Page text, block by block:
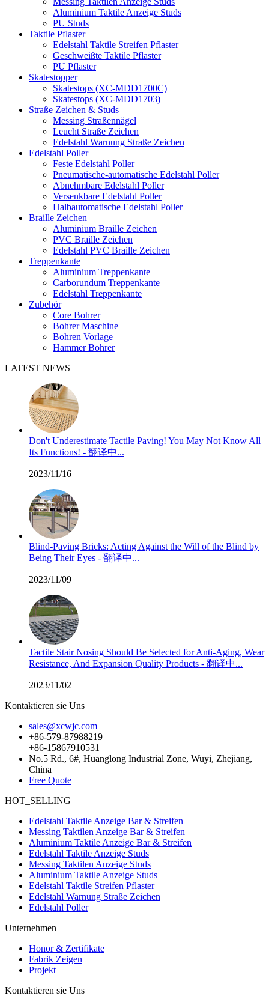
Aluminium Taktile Anzeige Studs
PU Studs
Taktile Pflaster
Edelstahl Taktile Streifen Pflaster
Geschweißte Taktile Pflaster
PU Pflaster
Skatestopper
Skatestops (XC-MDD1700C)
Skatestops (XC-MDD1703)
Straße Zeichen & Studs
Messing Straßennägel
Leucht Straße Zeichen
Edelstahl Warnung Straße Zeichen
Edelstahl Poller
Feste Edelstahl Poller
Pneumatische-automatische Edelstahl Poller
Abnehmbare Edelstahl Poller
Versenkbare Edelstahl Poller
Halbautomatische Edelstahl Poller
Braille Zeichen
Aluminium Braille Zeichen
PVC Braille Zeichen
Edelstahl PVC Braille Zeichen
Treppenkante
Aluminium Treppenkante
Carborundum Treppenkante
Edelstahl Treppenkante
Zubehör
Core Bohrer
Bohrer Maschine
Bohren Vorlage
Hammer Bohrer
LATEST NEWS
Don't Underestimate Tactile Paving! You May Not Know All
Its Functions! - 翻译中...
2023/11/16
Blind-Paving Bricks: Acting Against the Will of the Blind by
Being Their Eyes - 翻译中...
2023/11/09
Tactile Stair Nosing Should Be Selected for Anti-Aging, Wear
Resistance, And Expansion Quality Products - 翻译中...
2023/11/02
Kontaktieren sie Uns
sales@xcwjc.com
+86-579-87988219
+86-15867910531
No.5 Rd., 6#, Huanglong Industrial Zone, Wuyi, Zhejiang,
China
Free Quote
HOT_SELLING
Edelstahl Taktile Anzeige Bar & Streifen
Messing Taktilen Anzeige Bar & Streifen
Aluminium Taktile Anzeige Bar & Streifen
Edelstahl Taktile Anzeige Studs
Messing Taktilen Anzeige Studs
Aluminium Taktile Anzeige Studs
Edelstahl Taktile Streifen Pflaster
Edelstahl Warnung Straße Zeichen
Edelstahl Poller
Unternehmen
Honor & Zertifikate
Fabrik Zeigen
Projekt
Kontaktieren sie Uns